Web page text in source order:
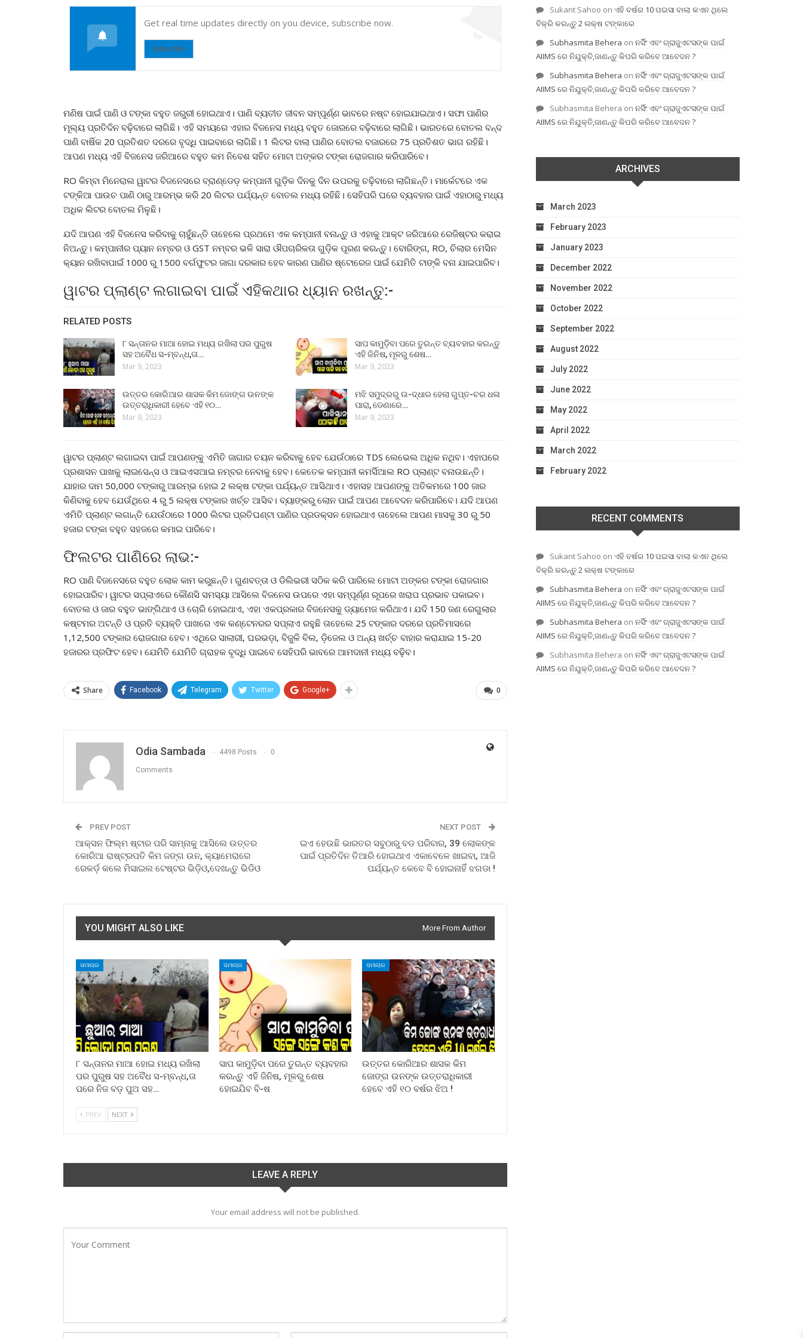
Get real time updates directly on you device, subscribe now.
Subscribe
ମଣିଷ ପାଇଁ ପାଣି ଓ ଟଙ୍କା ବହୁତ ଜରୁରୀ ହୋଇଥାଏ। ପାଣି ବ୍ୟତୀତ ଜୀବନ ସମ୍ପୂର୍ଣ୍ଣ ଭାବରେ ନଷ୍ଟ ହୋଇଯାଇଥାଏ। ସଫା ପାଣିର
ମୂଲ୍ୟ ପ୍ରତିଦିନ ବଢ଼ିବାରେ ଲାଗିଛି। ଏହି ସମୟରେ ଏହାର ବିଜନେସ ମଧ୍ୟ ବହୁତ ଜୋରରେ ବଢ଼ିବାରେ ଲାଗିଛି। ଭାରତରେ ବୋତଲ ବନ୍ଦ
ପାଣି ବାର୍ଷିକ 20 ପ୍ରତିଶତ ଦରରେ ବୃଦ୍ଧି ପାଇବାରେ ଲାଗିଛି। 1 ଲିଟର ବାଲା ପାଣିର ବୋତଲ ବଜାରରେ 75 ପ୍ରତିଶତ ଭାଗ ରହିଛି।
ଆପଣ ମଧ୍ୟ ଏହି ବିଜନେସ ଜରିଆରେ ବହୁତ କମ ନିବେଶ ସହିତ ମୋଟା ଅଙ୍କର ଟଙ୍କା ରୋଜଗାର କରିପାରିବେ।
RO କିମ୍ବା ମିନେରାଲ ୱାଟର ବିଜନେସରେ ବ୍ରାଣ୍ଡେଡ଼ କମ୍ପାନୀ ଗୁଡ଼ିକ ଦିନକୁ ଦିନ ଉପରକୁ ଚଢ଼ିବାରେ ଲାଗିଛନ୍ତି। ମାର୍କେଟରେ ଏକ
ଟଙ୍କିଆ ପାଉଚ ପାଣି ଠାରୁ ଆରମ୍ଭ କରି 20 ଲିଟର ପର୍ଯ୍ୟନ୍ତ ବୋତଲ ମଧ୍ୟ ରହିଛି। ସେହିପରି ଘରେ ବ୍ୟବହାର ପାଇଁ ଏହାଠାରୁ ମଧ୍ୟ
ଅଧିକ ଲିଟର ବୋତଲ ମିଳୁଛି।
ଯଦି ଆପଣ ଏହି ବିଜନେସ କରିବାକୁ ଚାହୁଁଛନ୍ତି ତାହେଲେ ପ୍ରଥମେ ଏକ କମ୍ପାନୀ ବନାନ୍ତୁ ଓ ଏହାକୁ ଆକ୍ଟ ଜରିଆରେ ରେଜିଷ୍ଟର କରାଇ
ନିଅନ୍ତୁ। କମ୍ପାନୀର ପ୍ୟାନ ନମ୍ବର ଓ GST ନମ୍ବର ଭଳି ସାରା ଔପଚାରିକତା ଗୁଡ଼ିକ ପୂରଣ କରନ୍ତୁ। ବୋରିଙ୍ଗ, RO, ଚିଲାର ମେସିନ
କ୍ୟାନ ରଖିବାପାଇଁ 1000 ରୁ 1500 ବର୍ଗଫୁଟର ଜାଗା ଦରକାର ହେବ କାରଣ ପାଣିର ଷ୍ଟୋରେଜ ପାଇଁ ଯେମିତି ଟାଙ୍କି ବନା ଯାଇପାରିବ।
ୱାଟର ପ୍ଲାଣ୍ଟ ଲଗାଇବା ପାଇଁ ଏହିକଥାର ଧ୍ୟାନ ରଖନ୍ତୁ:-
RELATED POSTS
୮ ସନ୍ତାନର ମାଆ ହୋଇ ମଧ୍ୟ ରଖିଲା ପର ପୁରୁଷ
ସହ ଅବୈଧ ସ-ମ୍ବନ୍ଧ,ତା…
Mar 9, 2023
ସାପ କାମୁଡ଼ିବା ପରେ ତୁରନ୍ତ ବ୍ୟବହାର କରନ୍ତୁ
ଏହି ଜିନିଷ, ମୂଳରୁ ଶେଷ…
Mar 9, 2023
ଉତ୍ତର କୋରିଆର ଶାସକ କିମ ଜୋଙ୍ଗ ଉନଙ୍କ
ଉତ୍ତରାଧିକାରୀ ହେବେ ଏହି ୧୦…
Mar 9, 2023
ମଝି ସମୁଦ୍ରରୁ ଉ-ଦ୍ଧାର ହେଲା ଗୁପ୍ତ-ଚର ଧଳା
ପାରା, ଡେଣାରେ…
Mar 9, 2023
ୱାଟର ପ୍ଲାଣ୍ଟ ଲଗାଇବା ପାଇଁ ଆପଣଙ୍କୁ ଏମିତି ଜାଗାର ଚୟନ କରିବାକୁ ହେବ ଯେଉଁଠାରେ TDS ଲେଭେଲ ଅଧିକ ନଥିବ। ଏହାପରେ
ପ୍ରଶାସନ ପାଖକୁ ଲାଇସେନ୍ସ ଓ ଆଇଏସଆଇ ନମ୍ବର ନେବାକୁ ହେବ। କେତେକ କମ୍ପାନୀ କମର୍ସିଆଲ RO ପ୍ଲାଣ୍ଟ ବନାଉଛନ୍ତି।
ଯାହାର ଦାମ 50,000 ଟଙ୍କାରୁ ଆରମ୍ଭ ହୋଇ 2 ଲକ୍ଷ ଟଙ୍କା ପର୍ଯ୍ୟନ୍ତ ଆସିଥାଏ। ଏହାସହ ଆପଣଙ୍କୁ ଅତିକମରେ 100 ଜାର
କିଣିବାକୁ ହେବ ଯେଉଁଥିରେ 4 ରୁ 5 ଲକ୍ଷ ଟଙ୍କାର ଖର୍ଚ୍ଚ ଆସିବ। ବ୍ୟାଙ୍କରୁ ଲୋନ ପାଇଁ ଆପଣ ଆବେଦନ କରିପାରିବେ। ଯଦି ଆପଣ
ଏମିତି ପ୍ଲାଣ୍ଟ ଲଗାନ୍ତି ଯେଉଁଠାରେ 1000 ଲିଟର ପ୍ରତିଘଣ୍ଟା ପାଣିର ପ୍ରଡକ୍ସନ ହୋଇଥାଏ ତାହେଲେ ଆପଣ ମାସକୁ 30 ରୁ 50
ହଜାର ଟଙ୍କା ବହୁତ ସହଜରେ କମାଇ ପାରିବେ।
ଫିଲଟର ପାଣିରେ ଲାଭ:-
RO ପାଣି ବିଜନେସରେ ବହୁତ ଲୋକ କାମ କରୁଛନ୍ତି। ଗୁଣବତ୍ତା ଓ ଡିଲିଭରୀ ସଠିକ କରି ପାରିଲେ ମୋଟା ଅଙ୍କର ଟଙ୍କା ରୋଜଗାର
ହୋଇପାରିବ। ୱାଟର ସପ୍ଲାଏରେ କୌଣସି ସମସ୍ୟା ଆସିଲେ ବିଜନେସ ଉପରେ ଏହା ସମ୍ପୂର୍ଣ୍ଣ ରୂପରେ ଖରାପ ପ୍ରଭାବ ପକାଇବ।
ବୋତଲ ଓ ଜାର ବହୁତ ଭାଙ୍ଗିଥାଏ ଓ ଚୋରି ହୋଇଥାଏ, ଏହା ଏକପ୍ରକାର ବିଜନେସକୁ ଡ୍ୟାମେଜ କରିଥାଏ। ଯଦି 150 ଜଣ ରେଗୁଲାର
କଷ୍ଟମର ଅଟନ୍ତି ଓ ପ୍ରତି ବ୍ୟକ୍ତି ପାଖରେ ଏକ କଣ୍ଟେନରର ସପ୍ଲାଏ ରହୁଛି ତାହେଲେ 25 ଟଙ୍କାର ଦରରେ ପ୍ରତିମାସରେ
1,12,500 ଟଙ୍କାର ରୋଜଗାର ହେବ। ଏଥିରେ ସାଲାରୀ, ଘରଭଡ଼ା, ବିଜୁଳି ବିଲ, ଡ଼ିଜେଲ ଓ ଅନ୍ୟ ଖର୍ଚ୍ଚ ବାହାର କରାଯାଇ 15-20
ହଜାରର ପ୍ରଫିଟ ହେବ। ଯେମିତି ଯେମିତି ଗ୍ରାହକ ବୃଦ୍ଧି ପାଇବେ ସେହିପରି ଭାବରେ ଆମଦାନୀ ମଧ୍ୟ ବଢ଼ିବ।
0
Share Facebook Telegram Twitter Google+
Odia Sambada 4498 Posts 0
Comments
PREV POST
ଆକ୍ସନ ଫିଲ୍ମ ଷ୍ଟାର ପରି ସାମ୍ନାକୁ ଆସିଲେ ଉତ୍ତର
କୋରିଆ ରାଷ୍ଟ୍ରପତି କିମ ଜଙ୍ଗ ଉନ, କ୍ୟାମେରାରେ
ରେକର୍ଡ଼ କଲେ ମିସାଇଲ ଟେଷ୍ଟର ଭିଡ଼ିଓ,ଦେଖନ୍ତୁ ଭିଡିଓ
NEXT POST
ଇଏ ହେଉଛି ଭାରତର ସବୁଠାରୁ ବଡ ପରିବାର, 39 ଲୋକଙ୍କ
ପାଇଁ ପ୍ରତିଦିନ ତିଆରି ହୋଇଥାଏ ଏକାବେଳେ ଖାଇବା, ଆଜି
ପର୍ଯ୍ୟନ୍ତ କେବେ ବି ହୋଇନାହିଁ ଝଗଡା !
YOU MIGHT ALSO LIKE More From Author
ସମାଚାର
୮ ସନ୍ତାନର ମାଆ ହୋଇ ମଧ୍ୟ ରଖିଲା
ପର ପୁରୁଷ ସହ ଅବୈଧ ସ-ମ୍ବନ୍ଧ,ତା
ପରେ ନିଜ ବଡ଼ ପୁଅ ସହ…
ସମାଚାର
ସାପ କାମୁଡ଼ିବା ପରେ ତୁରନ୍ତ ବ୍ୟବହାର
କରନ୍ତୁ ଏହି ଜିନିଷ, ମୂଳରୁ ଶେଷ
ହୋଇଯିବ ବି-ଷ
ସମାଚାର
ଉତ୍ତର କୋରିଆର ଶାସକ କିମ
ଜୋଙ୍ଗ ଉନଙ୍କ ଉତ୍ତରାଧିକାରୀ
ହେବେ ଏହି ୧୦ ବର୍ଷର ଝିଅ !
PREV NEXT
LEAVE A REPLY
Your email address will not be published.
Sukant Sahoo on ଏହି ବର୍ଷର 10 ପଇସା ବାଲା କଏନ ଥିଲେ
ବିକ୍ରି କରନ୍ତୁ 2 ଲକ୍ଷ ଟଙ୍କାରେ
Subhasmita Behera on ନର୍ସିଂ ଏବଂ ଗ୍ରାଜୁଏଟସଙ୍କ ପାଇଁ
AIIMS ରେ ନିଯୁକ୍ତି,ଜାଣନ୍ତୁ କିପରି କରିବେ ଆବେଦନ ?
Subhasmita Behera on ନର୍ସିଂ ଏବଂ ଗ୍ରାଜୁଏଟସଙ୍କ ପାଇଁ
AIIMS ରେ ନିଯୁକ୍ତି,ଜାଣନ୍ତୁ କିପରି କରିବେ ଆବେଦନ ?
Subhasmita Behera on ନର୍ସିଂ ଏବଂ ଗ୍ରାଜୁଏଟସଙ୍କ ପାଇଁ
AIIMS ରେ ନିଯୁକ୍ତି,ଜାଣନ୍ତୁ କିପରି କରିବେ ଆବେଦନ ?
ARCHIVES
March 2023
February 2023
January 2023
December 2022
November 2022
October 2022
September 2022
August 2022
July 2022
June 2022
May 2022
April 2022
March 2022
February 2022
RECENT COMMENTS
Sukant Sahoo on ଏହି ବର୍ଷର 10 ପଇସା ବାଲା କଏନ ଥିଲେ
ବିକ୍ରି କରନ୍ତୁ 2 ଲକ୍ଷ ଟଙ୍କାରେ
Subhasmita Behera on ନର୍ସିଂ ଏବଂ ଗ୍ରାଜୁଏଟସଙ୍କ ପାଇଁ
AIIMS ରେ ନିଯୁକ୍ତି,ଜାଣନ୍ତୁ କିପରି କରିବେ ଆବେଦନ ?
Subhasmita Behera on ନର୍ସିଂ ଏବଂ ଗ୍ରାଜୁଏଟସଙ୍କ ପାଇଁ
AIIMS ରେ ନିଯୁକ୍ତି,ଜାଣନ୍ତୁ କିପରି କରିବେ ଆବେଦନ ?
Subhasmita Behera on ନର୍ସିଂ ଏବଂ ଗ୍ରାଜୁଏଟସଙ୍କ ପାଇଁ
AIIMS ରେ ନିଯୁକ୍ତି,ଜାଣନ୍ତୁ କିପରି କରିବେ ଆବେଦନ ?